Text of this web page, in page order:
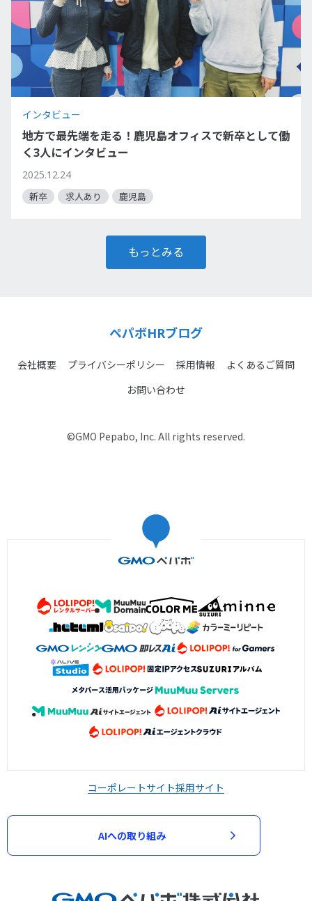
インタビュー
地方で最先端を走る！鹿児島オフィスで新卒として働
く3人にインタビュー
2025.12.24
新卒 求人あり 鹿児島
もっとみる
ペパボHRブログ
会社概要 プライバシーポリシー 採用情報
よくあるご質問
お問い合わせ
©GMO Pepabo, Inc. All rights reserved.
コーポレートサイト採用サイト
AIへの取り組み